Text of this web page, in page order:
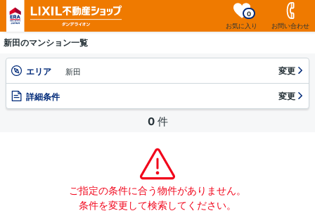
お気に入り
0
お問い合わせ
新田のマンション一覧
エリア 新田 変更
詳細条件 変更
0 件
ご指定の条件に合う物件がありません。
条件を変更して検索してください。